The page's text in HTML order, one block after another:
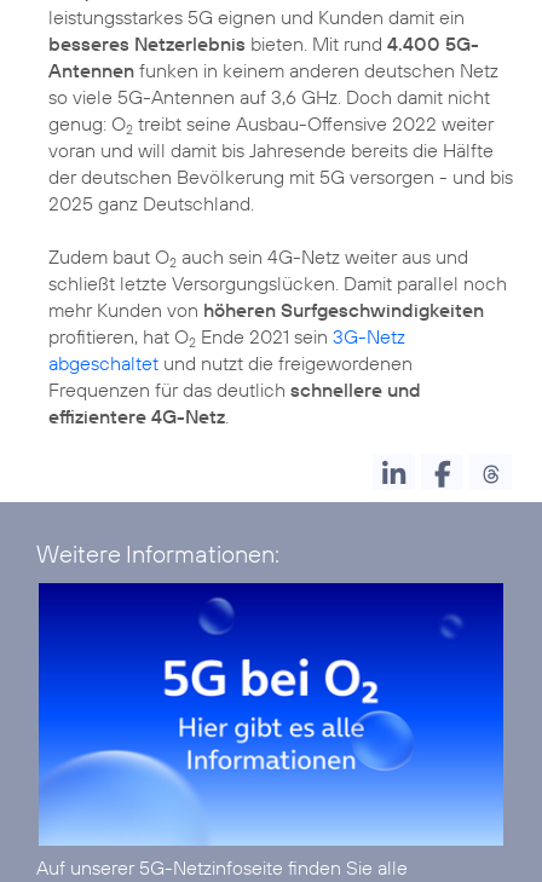
leistungsstarkes 5G eignen und Kunden damit ein
besseres Netzerlebnis bieten. Mit rund 4.400 5G-
Antennen funken in keinem anderen deutschen Netz
so viele 5G-Antennen auf 3,6 GHz. Doch damit nicht
genug: O2 treibt seine Ausbau-Offensive 2022 weiter
voran und will damit bis Jahresende bereits die Hälfte
der deutschen Bevölkerung mit 5G versorgen - und bis
2025 ganz Deutschland.
Zudem baut O2 auch sein 4G-Netz weiter aus und
schließt letzte Versorgungslücken. Damit parallel noch
mehr Kunden von höheren Surfgeschwindigkeiten
profitieren, hat O2 Ende 2021 sein 3G-Netz
abgeschaltet und nutzt die freigewordenen
Frequenzen für das deutlich schnellere und
effizientere 4G-Netz.
Weitere Informationen:
Auf unserer 5G-Netzinfoseite finden Sie alle